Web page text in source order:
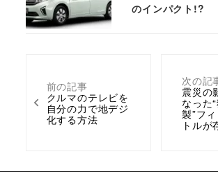
前の記事
クルマのテレビを
自分の力で地デジ
化する方法
次の記
震災の
なった
製”フ
トル
のインパクト!?